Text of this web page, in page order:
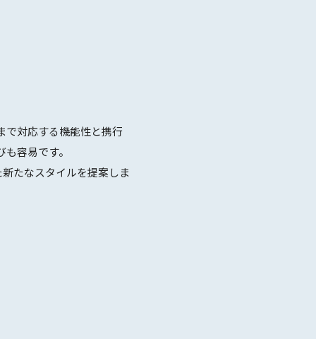
で対応する機能性と携行
容易です。
たなスタイルを提案しま